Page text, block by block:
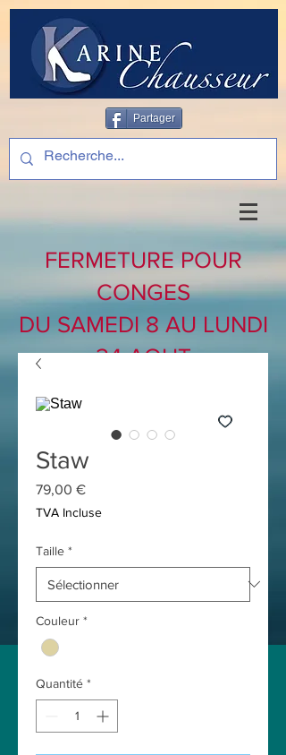
Partager
FERMETURE POUR
CONGES
DU SAMEDI 8 AU LUNDI
24 AOUT
Staw
79,00 €Prix
TVA Incluse
Taille *
Couleur *
Quantité *